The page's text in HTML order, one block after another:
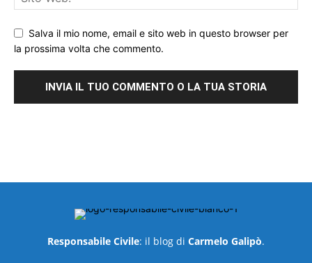
Salva il mio nome, email e sito web in questo browser per
la prossima volta che commento.
Responsabile Civile: il blog di Carmelo Galipò.